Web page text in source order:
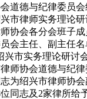
道德与纪律委员
市律师实务理论
协会各分会班子
会主任、副主任
兴市实务理论研讨
师协会道德与纪
为绍兴市律师协
同志及2家律所给